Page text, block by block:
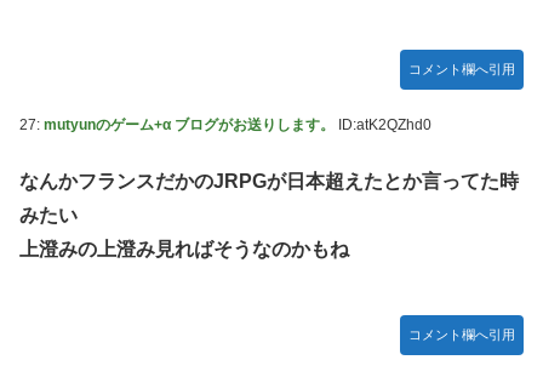
コメント欄へ引用
27: mutyunのゲーム+α ブログがお送りします。 ID:atK2QZhd0
なんかフランスだかのJRPGが日本超えたとか言ってた時
みたい
上澄みの上澄み見ればそうなのかもね
コメント欄へ引用